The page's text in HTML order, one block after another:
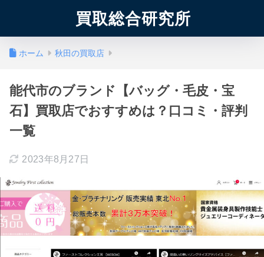
買取総合研究所
ホーム 秋田の買取店
能代市のブランド【バッグ・毛皮・宝
石】買取店でおすすめは？口コミ・評判
一覧
2023年8月27日